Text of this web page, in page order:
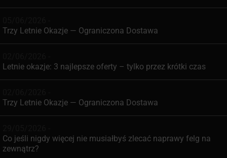
Trzy Letnie Okazje — Ograniczona Dostawa
Letnie okazje: 3 najlepsze oferty – tylko przez krótki czas
Trzy Letnie Okazje — Ograniczona Dostawa
Co jeśli nigdy więcej nie musiałbyś zlecać naprawy felg na
zewnątrz?